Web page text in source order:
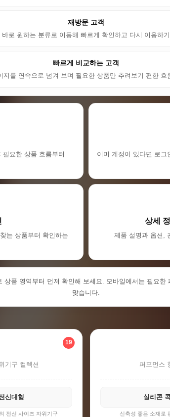
재방문 고객
바로 원하는 분류로 이동해 빠르게 확인하고 다시 이용하
빠르게 비교하는 고객
지를 연속으로 넘겨 보며 필요한 상품만 추려보기 편한 흐
요한 상품 흐름부터
이미 계정이 있다면 로
는 상품부터 확인하는
상세
제품 설명과 옵션,
품 영역부터 먼저 확인해 보세요. 모바일에서는 필요
맞습니다.
19
기구 컬렉션
신대형
전신 사이즈 자위기구
퍼포먼스
실리콘
신축성 좋은 소재로